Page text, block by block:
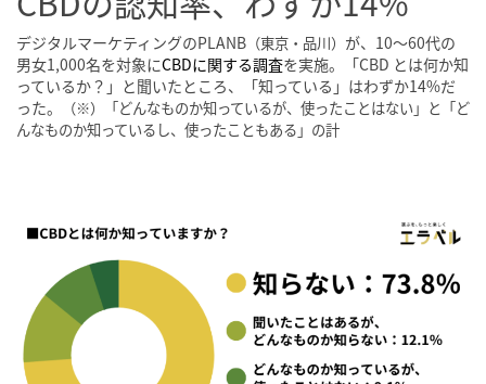
デジタルマーケティングのPLANB （東京・品川） が、10〜60代の
男女1,000名を対象にCBDに関する調査を実施。「CBD とは何か知
っているか？」と聞いたところ、「知っている」はわずか14%だ
った。
（※）「どんなものか知っているが、使ったことはない」と「ど
んなものか知っているし、使ったこともある」の計